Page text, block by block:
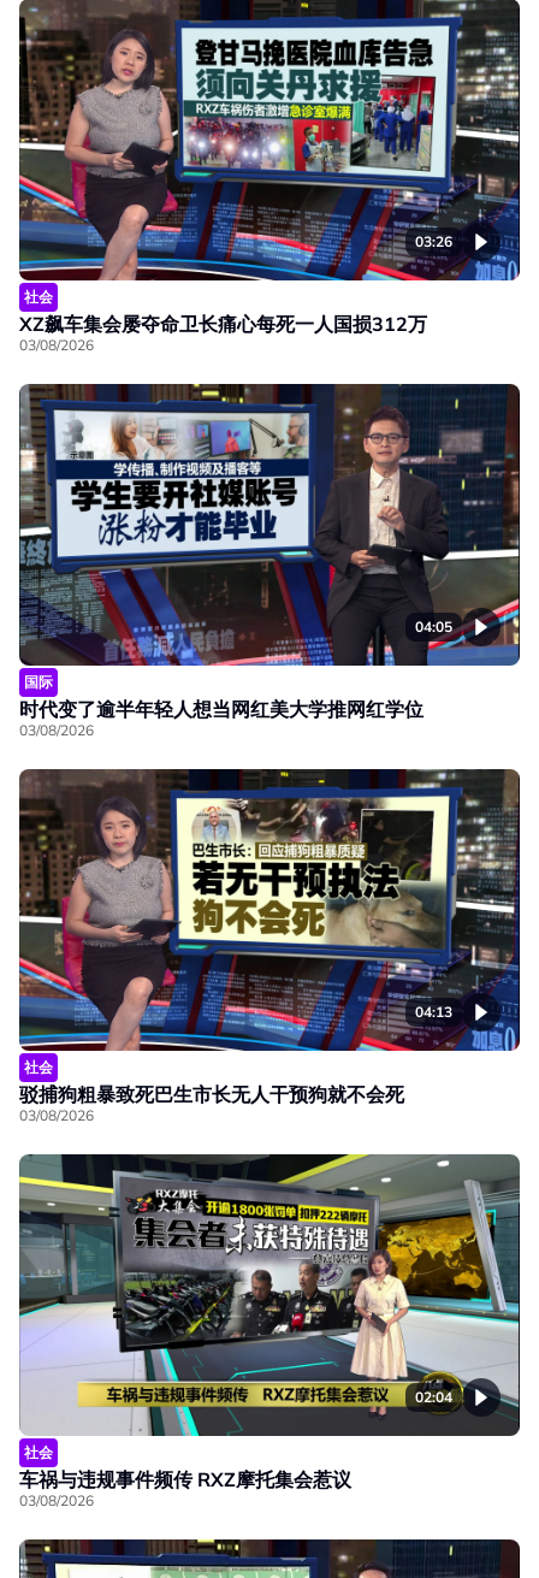
03:26
社会
XZ飙车集会屡夺命卫长痛心每死一人国损312万
03/08/2026
04:05
国际
时代变了逾半年轻人想当网红美大学推网红学位
03/08/2026
04:13
社会
驳捕狗粗暴致死巴生市长无人干预狗就不会死
03/08/2026
02:04
社会
车祸与违规事件频传 RXZ摩托集会惹议
03/08/2026